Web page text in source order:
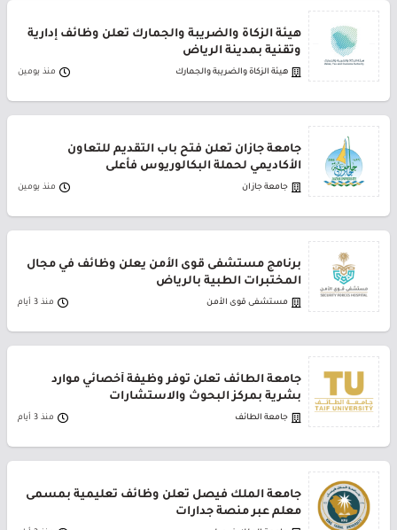
هيئة الزكاة والضريبة والجمارك تعلن وظائف إدارية
وتقنية بمدينة الرياض
هيئة الزكاة والضريبة والجمارك منذ يومين
جامعة جازان تعلن فتح باب التقديم للتعاون
الأكاديمي لحملة البكالوريوس فأعلى
جامعة جازان منذ يومين
برنامج مستشفى قوى الأمن يعلن وظائف في مجال
المختبرات الطبية بالرياض
مستشفى قوى الأمن منذ 3 أيام
جامعة الطائف تعلن توفر وظيفة أخصائي موارد
بشرية بمركز البحوث والاستشارات
جامعة الطائف منذ 3 أيام
جامعة الملك فيصل تعلن وظائف تعليمية بمسمى
معلم عبر منصة جدارات